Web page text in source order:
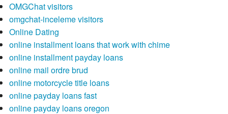
OMGChat visitors
omgchat-inceleme visitors
Online Dating
online installment loans that work with chime
online installment payday loans
online mail ordre brud
online motorcycle title loans
online payday loans fast
online payday loans oregon